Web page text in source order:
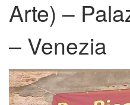
Arte) –
– Venezia